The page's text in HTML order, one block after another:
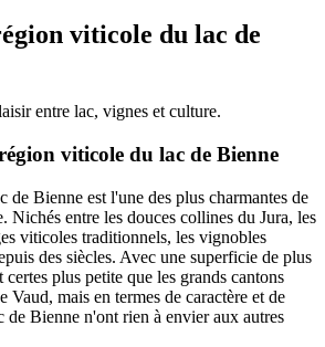
viticole du lac de
entre lac, vignes et culture.
viticole du lac de Bienne
Bienne est l'une des plus charmantes de
Nichés entre les douces collines du Jura, les
viticoles traditionnels, les vignobles
des siècles. Avec une superficie de plus
certes plus petite que les grands cantons
Vaud, mais en termes de caractère et de
de Bienne n'ont rien à envier aux autres